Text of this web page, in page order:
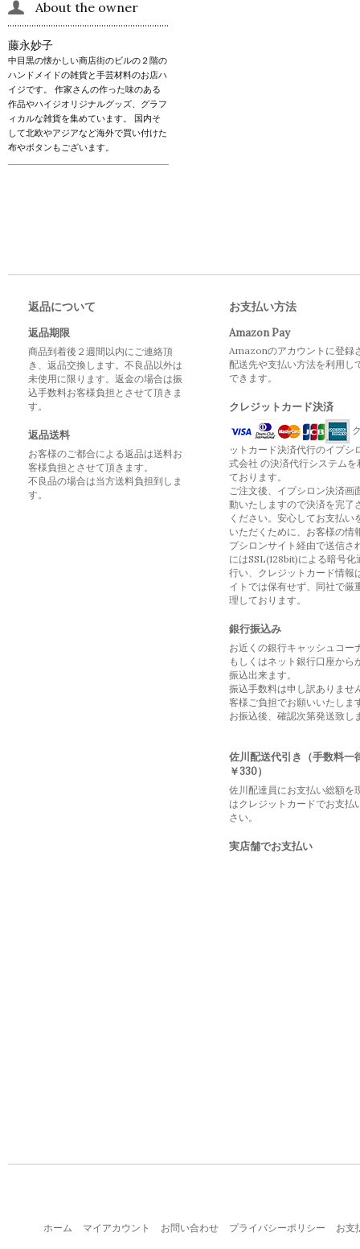
About the owner
藤永妙子
中目黒の懐かしい商店街のビルの２階の
ハンドメイドの雑貨と手芸材料のお店ハ
イジです。 作家さんの作った味のある
作品やハイジオリジナルグッズ、グラフ
ィカルな雑貨を集めています。 国内そ
して北欧やアジアなど海外で買い付けた
布やボタンもございます。
返品について
返品期限
商品到着後２週間以内にご連絡頂
き、返品交換します。不良品以外は
未使用に限ります。返金の場合は振
込手数料お客様負担とさせて頂きま
す。
返品送料
お客様のご都合による返品は送料お
客様負担とさせて頂きます。
不良品の場合は当方送料負担到しま
す。
お支払い方法
Amazon Pay
Amazonのアカウントに登録
配送先や支払い方法を利用し
できます。
クレジットカード決済
ットカード決済代行のイプシ
式会社 の決済代行システムを
ております。
ご注文後、イプシロン決済画
動いたしますので決済を完了
ください。安心してお支払い
いただくために、お客様の情
プシロンサイト経由で送信さ
にはSSL(128bit)による暗号化
行い、クレジットカード情報
イトでは保有せず、同社で厳
理しております。
銀行振込み
お近くの銀行キャッシュコー
もしくはネット銀行口座から
振込出来ます。
振込手数料は申し訳ありませ
客様ご負担でお願いいたしま
お振込後、確認次第発送致し
佐川配送代引き（手数料一
￥330）
佐川配達員にお支払い総額を
はクレジットカードでお支払
さい。
実店舗でお支払い
ホーム マイアカウント お問い合わせ プライバシーポリシー お支